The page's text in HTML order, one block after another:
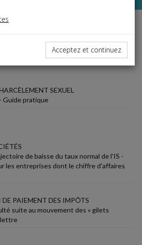
dépêches
SEXUEL
Guide pratique
de baisse du taux normal de l'IS -
les entreprises dont le chiffre d'affaires
PAIEMENT DES IMPÔTS
suite au mouvement des « gilets
lettre
Acceptez et continuez